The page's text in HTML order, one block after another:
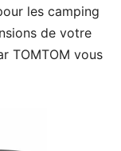
les camping
de votre
TOMTOM vous